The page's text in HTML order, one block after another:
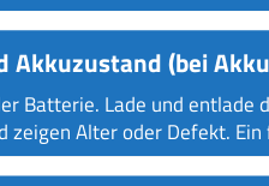
Akkuzustand (bei
Batterie. Lade und entlade
zeigen Alter oder Defekt.